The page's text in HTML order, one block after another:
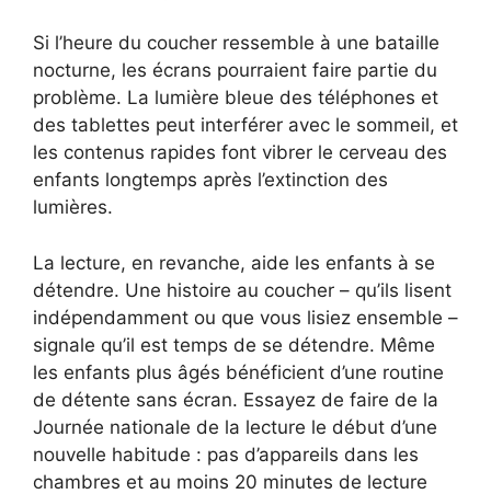
Si l’heure du coucher ressemble à une bataille
nocturne, les écrans pourraient faire partie du
problème. La lumière bleue des téléphones et
des tablettes peut interférer avec le sommeil, et
les contenus rapides font vibrer le cerveau des
enfants longtemps après l’extinction des
lumières.
La lecture, en revanche, aide les enfants à se
détendre. Une histoire au coucher – qu’ils lisent
indépendamment ou que vous lisiez ensemble –
signale qu’il est temps de se détendre. Même
les enfants plus âgés bénéficient d’une routine
de détente sans écran. Essayez de faire de la
Journée nationale de la lecture le début d’une
nouvelle habitude : pas d’appareils dans les
chambres et au moins 20 minutes de lecture